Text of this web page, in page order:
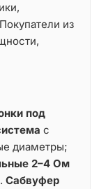
из
под
с
диаметры;
2–4 Ом
Сабвуфер